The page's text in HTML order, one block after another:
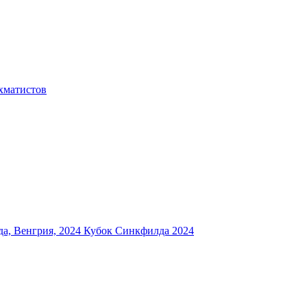
Венгрия, 2024 Кубок Синкфилда 2024